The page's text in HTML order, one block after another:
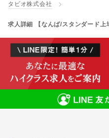
タビオ株式会社
求人詳細 【なんば/スタンダード